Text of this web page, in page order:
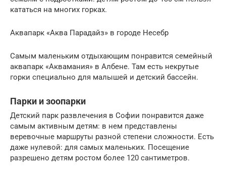
кататься на многих горках.
Аквапарк «Аква Парадайз» в городе Несебр
Самым маленьким отдыхающим понравится семейный
аквапарк «Аквамания» в Албене. Там есть некрутые
горки специально для малышей и детский бассейн.
Парки и зоопарки
Детский парк развлечения в Софии понравится даже
самым активным детям: в нем представлены
веревочные маршруты разной степени сложности. Есть
даже нулевой: для самых маленьких. Посещение
разрешено детям ростом более 120 сантиметров.